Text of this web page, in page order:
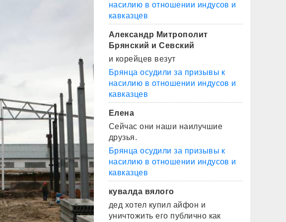
насилию в отношении индусов и
кавказцев
Александр Митрополит
Брянский и Севский
и корейцев везут
Брянца осудили за призывы к
насилию в отношении индусов и
кавказцев
Елена
Сейчас они наши наилучшие
друзья.
Брянца осудили за призывы к
насилию в отношении индусов и
кавказцев
кувалда вялого
дед хотел купил айфон и
уничтожить его публично как